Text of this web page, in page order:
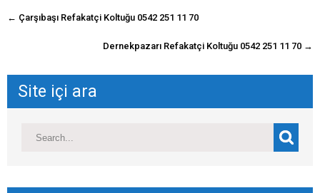
navigasyon
gönderisi
← Çarşıbaşı Refakatçi Koltuğu 0542 251 11 70
Dernekpazarı Refakatçi Koltuğu 0542 251 11 70 →
Site içi ara